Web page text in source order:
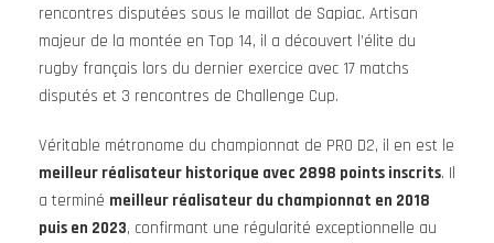
rencontres disputées sous le maillot de Sapiac. Artisan
majeur de la montée en Top 14, il a découvert l’élite du
rugby français lors du dernier exercice avec 17 matchs
disputés et 3 rencontres de Challenge Cup.
Véritable métronome du championnat de PRO D2, il en est le
meilleur réalisateur historique avec 2898 points inscrits. Il
a terminé meilleur réalisateur du championnat en 2018
puis en 2023, confirmant une régularité exceptionnelle au